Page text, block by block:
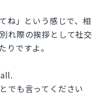
」という感じで、相
れ際の挨拶として社交
ですよ。
でも言ってください